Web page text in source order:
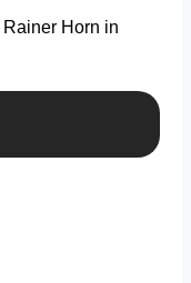
Rainer Horn in